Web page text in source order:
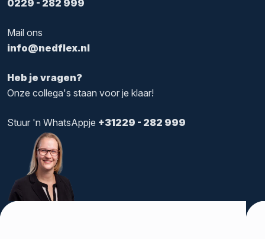
Heb je vragen?
Onze collega's staan voor je klaar!
0229 - 282 999
Mail ons
info@nedflex.nl
Stuur 'n WhatsAppje +31229 - 282 999